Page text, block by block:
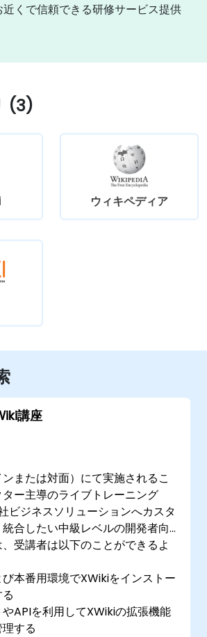
くで信頼できる研修サービス提供
(3)
ウィキペディア
講座
または対面）にて実施されるこ
ー主導のライブトレーニング
ビジネスソリューションへカスタ
合したい中級レベルの開発者向
受講者は以下のことができるよ
本番用環境でXWikiをインストー
APIを利用してXWikiの拡張機能
する